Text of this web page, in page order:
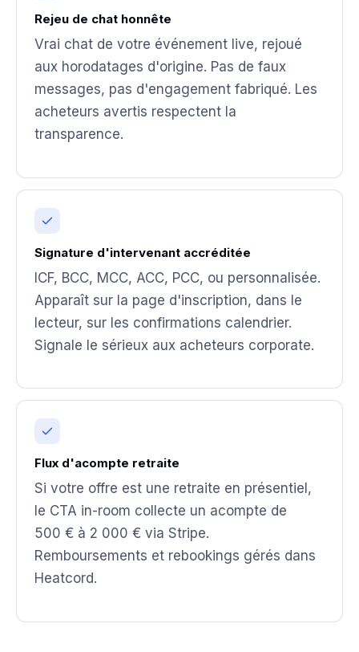
Rejeu de chat honnête
Vrai chat de votre événement live, rejoué
aux horodatages d'origine. Pas de faux
messages, pas d'engagement fabriqué. Les
acheteurs avertis respectent la
transparence.
Signature d'intervenant accréditée
ICF, BCC, MCC, ACC, PCC, ou personnalisée.
Apparaît sur la page d'inscription, dans le
lecteur, sur les confirmations calendrier.
Signale le sérieux aux acheteurs corporate.
Flux d'acompte retraite
Si votre offre est une retraite en présentiel,
le CTA in-room collecte un acompte de
500 € à 2 000 € via Stripe.
Remboursements et rebookings gérés dans
Heatcord.